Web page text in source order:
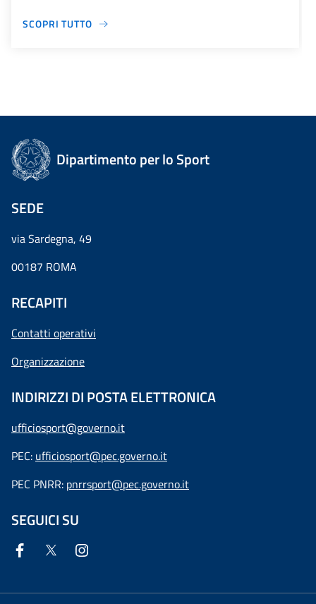
SCOPRI TUTTO
Dipartimento per lo Sport
SEDE
via Sardegna, 49
00187 ROMA
RECAPITI
Contatti operativi
Organizzazione
INDIRIZZI DI POSTA ELETTRONICA
ufficiosport@governo.it
PEC: ufficiosport@pec.governo.it
PEC PNRR: pnrrsport@pec.governo.it
SEGUICI SU